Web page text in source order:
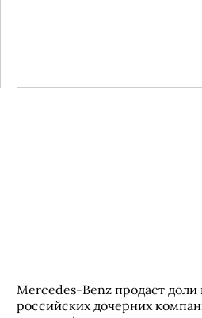
Mercedes-Benz продаст доли
российских дочерних